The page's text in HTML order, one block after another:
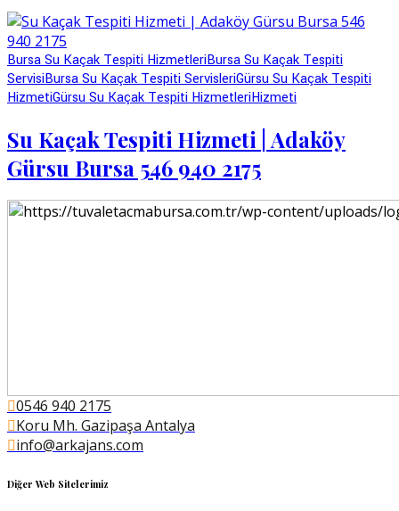
Bursa Su Kaçak Tespiti HizmetleriBursa Su Kaçak Tespiti
ServisiBursa Su Kaçak Tespiti ServisleriGürsu Su Kaçak Tespiti
HizmetiGürsu Su Kaçak Tespiti HizmetleriHizmeti
Su Kaçak Tespiti Hizmeti | Adaköy
Gürsu Bursa 546 940 2175
0546 940 2175
Koru Mh. Gazipaşa Antalya
info@arkajans.com
Diğer Web Sitelerimiz